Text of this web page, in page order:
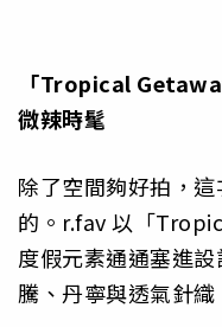
「Tropical
微辣時髦
除了空間夠好拍，
的。r.fav 以「
度假元素通通塞進
騰、丹寧與透氣針織